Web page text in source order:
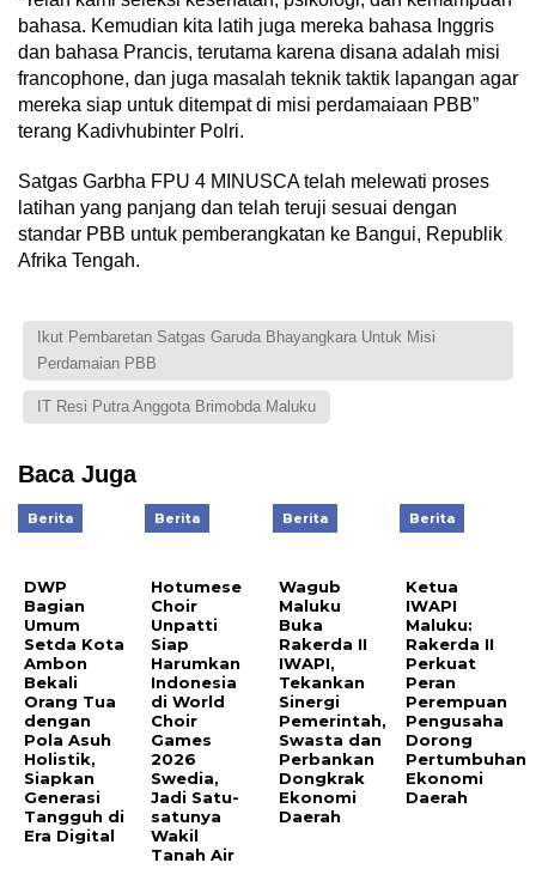
bahasa. Kemudian kita latih juga mereka bahasa Inggris
dan bahasa Prancis, terutama karena disana adalah misi
francophone, dan juga masalah teknik taktik lapangan agar
mereka siap untuk ditempat di misi perdamaiaan PBB”
terang Kadivhubinter Polri.
Satgas Garbha FPU 4 MINUSCA telah melewati proses
latihan yang panjang dan telah teruji sesuai dengan
standar PBB untuk pemberangkatan ke Bangui, Republik
Afrika Tengah.
Ikut Pembaretan Satgas Garuda Bhayangkara Untuk Misi
Perdamaian PBB
IT Resi Putra Anggota Brimobda Maluku
Baca Juga
Berita
DWP
Bagian
Umum
Setda Kota
Ambon
Bekali
Orang Tua
dengan
Pola Asuh
Holistik,
Siapkan
Generasi
Tangguh di
Era Digital
Berita
Hotumese
Choir
Unpatti
Siap
Harumkan
Indonesia
di World
Choir
Games
2026
Swedia,
Jadi Satu-
satunya
Wakil
Tanah Air
Berita
Wagub
Maluku
Buka
Rakerda II
IWAPI,
Tekankan
Sinergi
Pemerintah,
Swasta dan
Perbankan
Dongkrak
Ekonomi
Daerah
Berita
Ketua
IWAPI
Maluku:
Rakerda II
Perkuat
Peran
Perempuan
Pengusaha
Dorong
Pertumbuhan
Ekonomi
Daerah